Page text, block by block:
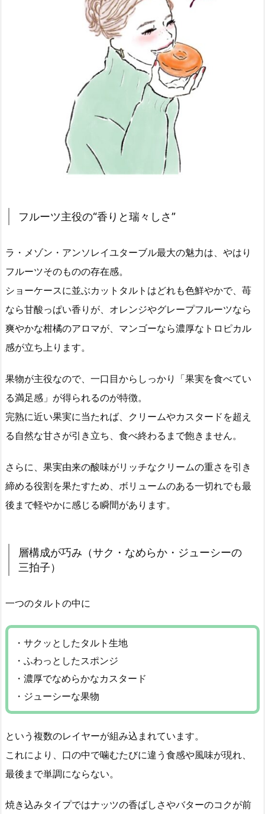
フルーツ主役の“香りと瑞々しさ”
ラ・メゾン・アンソレイユターブル最大の魅力は、やはり
フルーツそのものの存在感。
ショーケースに並ぶカットタルトはどれも色鮮やかで、苺
なら甘酸っぱい香りが、オレンジやグレープフルーツなら
爽やかな柑橘のアロマが、マンゴーなら濃厚なトロピカル
感が立ち上ります。
果物が主役なので、一口目からしっかり「果実を食べてい
る満足感」が得られるのが特徴。
完熟に近い果実に当たれば、クリームやカスタードを超え
る自然な甘さが引き立ち、食べ終わるまで飽きません。
さらに、果実由来の酸味がリッチなクリームの重さを引き
締める役割を果たすため、ボリュームのある一切れでも最
後まで軽やかに感じる瞬間があります。
層構成が巧み（サク・なめらか・ジューシーの
三拍子）
一つのタルトの中に
・サクッとしたタルト生地
・ふわっとしたスポンジ
・濃厚でなめらかなカスタード
・ジューシーな果物
という複数のレイヤーが組み込まれています。
これにより、口の中で噛むたびに違う食感や風味が現れ、
最後まで単調にならない。
焼き込みタイプではナッツの香ばしさやバターのコクが前